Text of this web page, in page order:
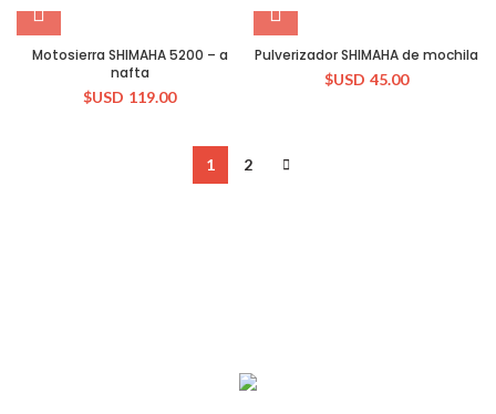
Motosierra SHIMAHA 5200 – a
nafta
$USD 119.00
Pulverizador SHIMAHA de mochila
$USD 45.00
1 2